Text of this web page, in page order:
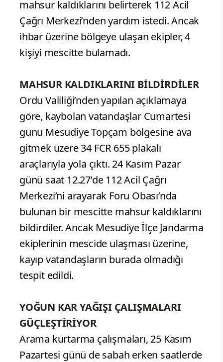
mahsur kaldıklarını belirterek 112 Acil
Çağrı Merkezi’nden yardım istedi. Ancak
ihbar üzerine bölgeye ulaşan ekipler, 4
kişiyi mescitte bulamadı.
MAHSUR KALDIKLARINI BİLDİRDİLER
Ordu Valiliği’nden yapılan açıklamaya
göre, kaybolan vatandaşlar Cumartesi
günü Mesudiye Topçam bölgesine ava
gitmek üzere 34 FCR 655 plakalı
araçlarıyla yola çıktı. 24 Kasım Pazar
günü saat 12.27’de 112 Acil Çağrı
Merkezi’ni arayarak Foru Obası’nda
bulunan bir mescitte mahsur kaldıklarını
bildirdiler. Ancak Mesudiye İlçe Jandarma
ekiplerinin mescide ulaşması üzerine,
kayıp vatandaşların burada olmadığı
tespit edildi.
YOĞUN KAR YAĞIŞI ÇALIŞMALARI
GÜÇLEŞTİRİYOR
Arama kurtarma çalışmaları, 25 Kasım
Pazartesi günü de sabah erken saatlerde